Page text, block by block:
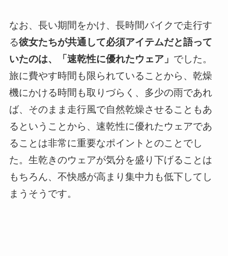
なお、長い期間をかけ、長時間バイクで走行す
る彼女たちが共通して必須アイテムだと語って
いたのは、「速乾性に優れたウェア」 でした。
旅に費やす時間も限られていることから、乾燥
機にかける時間も取りづらく、多少の雨であれ
ば、そのまま走行風で自然乾燥させることもあ
るということから、速乾性に優れたウェアであ
ることは非常に重要なポイントとのことでし
た。生乾きのウェアが気分を盛り下げることは
もちろん、不快感が高まり集中力も低下してし
まうそうです。